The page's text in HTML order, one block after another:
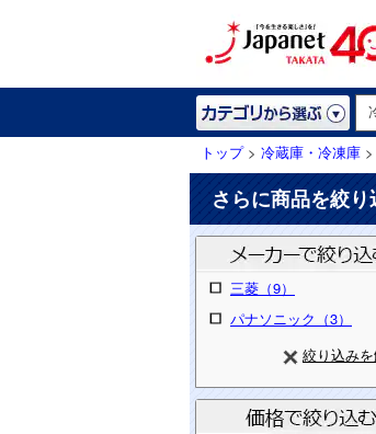
トップ> 冷蔵庫・冷凍庫 >
さらに商品を絞り
三菱（9）
パナソニック（3）
絞り込み